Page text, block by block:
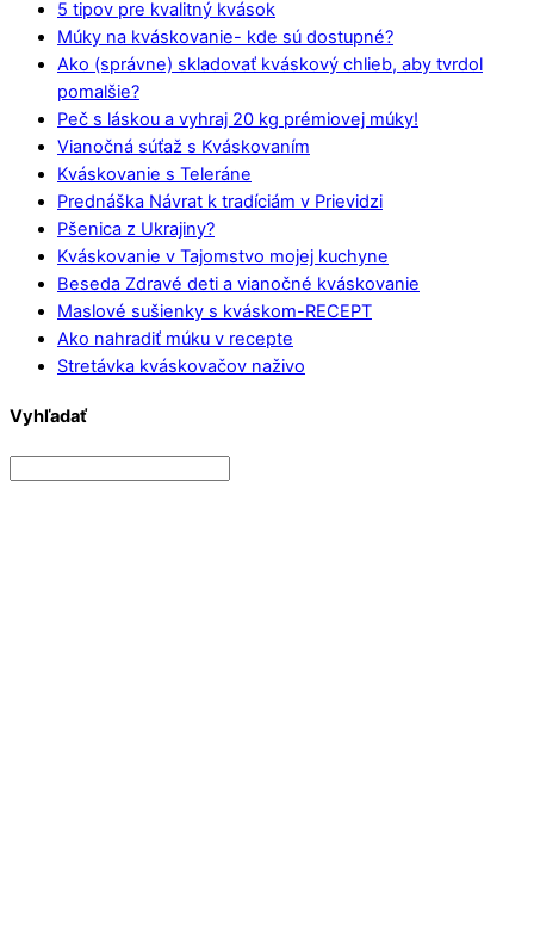
5 tipov pre kvalitný kvások
Múky na kváskovanie- kde sú dostupné?
Ako (správne) skladovať kváskový chlieb, aby tvrdol
pomalšie?
Peč s láskou a vyhraj 20 kg prémiovej múky!
Vianočná súťaž s Kváskovaním
Kváskovanie s Teleráne
Prednáška Návrat k tradíciám v Prievidzi
Pšenica z Ukrajiny?
Kváskovanie v Tajomstvo mojej kuchyne
Beseda Zdravé deti a vianočné kváskovanie
Maslové sušienky s kváskom-RECEPT
Ako nahradiť múku v recepte
Stretávka kváskovačov naživo
Vyhľadať